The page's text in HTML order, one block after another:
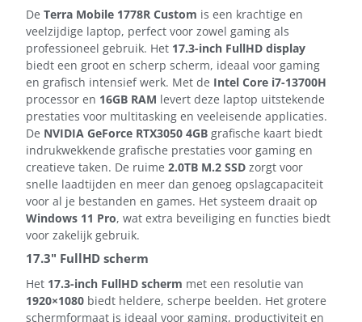
De Terra Mobile 1778R Custom is een krachtige en
veelzijdige laptop, perfect voor zowel gaming als
professioneel gebruik. Het 17.3-inch FullHD display
biedt een groot en scherp scherm, ideaal voor gaming
en grafisch intensief werk. Met de Intel Core i7-13700H
processor en 16GB RAM levert deze laptop uitstekende
prestaties voor multitasking en veeleisende applicaties.
De NVIDIA GeForce RTX3050 4GB grafische kaart biedt
indrukwekkende grafische prestaties voor gaming en
creatieve taken. De ruime 2.0TB M.2 SSD zorgt voor
snelle laadtijden en meer dan genoeg opslagcapaciteit
voor al je bestanden en games. Het systeem draait op
Windows 11 Pro, wat extra beveiliging en functies biedt
voor zakelijk gebruik.
17.3" FullHD scherm
Het 17.3-inch FullHD scherm met een resolutie van
1920×1080 biedt heldere, scherpe beelden. Het grotere
schermformaat is ideaal voor gaming, productiviteit en